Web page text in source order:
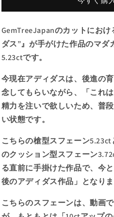
後
ア
デ
ィ
ス
監
督
作
💎
マ
ダ
ガ
ス
カ
ル
後
ア
デ
ス
監
督
💎
マ
ダ
ガ
ス
ル
GemTreeJapanのカットにお
ダス”』が手がけた作品のマダ
5.23ctです。
今現在アディダスは、後進の
念してもらいながら、「これ
精力を注いで欲しいため、普
い状態です。
こちらの槍型スフェーン
のクッション型スフェーン
る直前に手掛けた作品で、今
後のアディダス作品」となりま
こちらのスフェーンは、動画